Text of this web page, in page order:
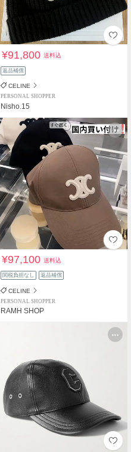
¥91,800送料込
返品補償
CELINE
PERSONAL SHOPPER
Nisho.15
¥97,100送料込
関税負担なし 返品補償
CELINE
PERSONAL SHOPPER
RAMH SHOP